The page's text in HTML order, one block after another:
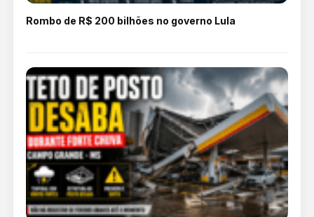
Rombo de R$ 200 bilhões no governo Lula